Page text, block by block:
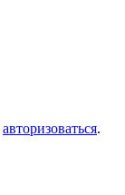
авторизоваться.